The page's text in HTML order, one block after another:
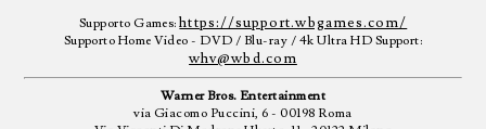
Supporto Games:https://support.wbgames.com/
Supporto Home Video - DVD / Blu-ray / 4k Ultra HD Support:
whv@wbd.com
Warner Bros. Entertainment
via Giacomo Puccini, 6 - 00198 Roma